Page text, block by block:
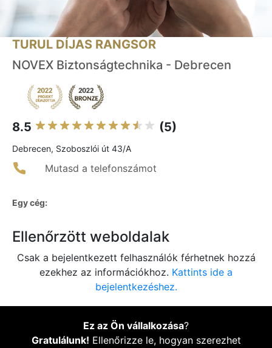
TURUL DÍJAS RANGSOR
NOVEX Biztonságtechnika - Debrecen
8.5 (5)
Debrecen, Szoboszlói út 43/A
Mutasd a telefonszámot
Egy cég:
Ellenőrzött weboldalak
Csak a bejelentkezett felhasználók férhetnek hozzá
ezekhez az információkhoz. Kattints ide a
bejelentkezéshez.
Ez az Ön vállalkozása?
Gratulálunk! Ellenőrizze le, hogyan szerezhet